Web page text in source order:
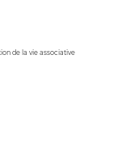
de la vie associative